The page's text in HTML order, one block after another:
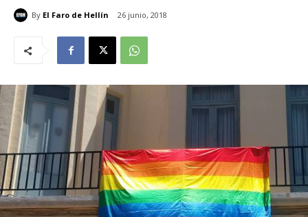
By El Faro de Hellín 26 junio, 2018